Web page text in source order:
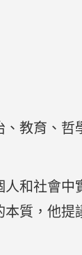
教育、哲
和社會中
質，他提